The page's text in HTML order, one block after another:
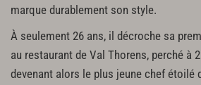
marque durablement son style.
À seulement 26 ans, il décroche sa
au restaurant de Val Thorens, perché à
devenant alors le plus jeune chef étoilé